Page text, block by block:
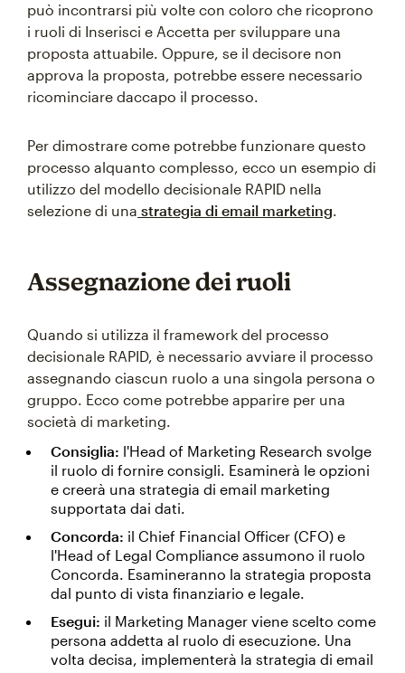
può incontrarsi più volte con coloro che ricoprono
i ruoli di Inserisci e Accetta per sviluppare una
proposta attuabile. Oppure, se il decisore non
approva la proposta, potrebbe essere necessario
ricominciare daccapo il processo.
Per dimostrare come potrebbe funzionare questo
processo alquanto complesso, ecco un esempio di
utilizzo del modello decisionale RAPID nella
selezione di una strategia di email marketing.
Assegnazione dei ruoli
Quando si utilizza il framework del processo
decisionale RAPID, è necessario avviare il processo
assegnando ciascun ruolo a una singola persona o
gruppo. Ecco come potrebbe apparire per una
società di marketing.
Consiglia: l'Head of Marketing Research svolge
il ruolo di fornire consigli. Esaminerà le opzioni
e creerà una strategia di email marketing
supportata dai dati.
Concorda: il Chief Financial Officer (CFO) e
l'Head of Legal Compliance assumono il ruolo
Concorda. Esamineranno la strategia proposta
dal punto di vista finanziario e legale.
Esegui: il Marketing Manager viene scelto come
persona addetta al ruolo di esecuzione. Una
volta decisa, implementerà la strategia di email